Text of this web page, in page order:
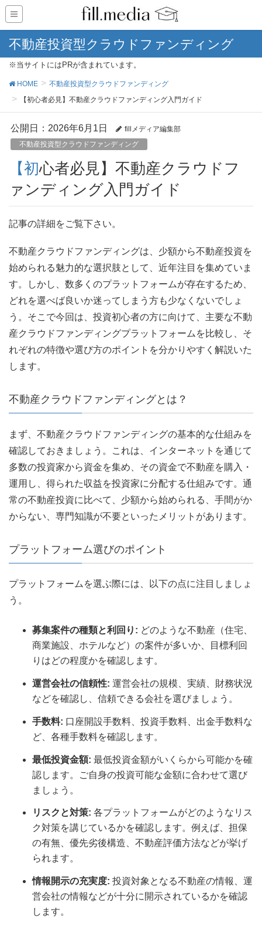
不動産投資型クラウドファンディング
※当サイトにはPRが含まれています。
HOME
不動産投資型クラウドファンディング
【初心者必見】不動産クラウドファンディング入門ガイド
公開日： 2026年6月1日
fillメディア編集部
不動産投資型クラウドファンディング
【初心者必見】不動産クラウドフ
ァンディング入門ガイド
記事の詳細をご覧下さい。
不動産クラウドファンディングは、少額から不動産投資を
始められる魅力的な選択肢として、近年注目を集めていま
す。しかし、数多くのプラットフォームが存在するため、
どれを選べば良いか迷ってしまう方も少なくないでしょ
う。そこで今回は、投資初心者の方に向けて、主要な不動
産クラウドファンディングプラットフォームを比較し、そ
れぞれの特徴や選び方のポイントを分かりやすく解説いた
します。
不動産クラウドファンディングとは？
まず、不動産クラウドファンディングの基本的な仕組みを
確認しておきましょう。これは、インターネットを通じて
多数の投資家から資金を集め、その資金で不動産を購入・
運用し、得られた収益を投資家に分配する仕組みです。通
常の不動産投資に比べて、少額から始められる、手間がか
からない、専門知識が不要といったメリットがあります。
プラットフォーム選びのポイント
プラットフォームを選ぶ際には、以下の点に注目しましょ
う。
募集案件の種類と利回り: どのような不動産（住宅、
商業施設、ホテルなど）の案件が多いか、目標利回
りはどの程度かを確認します。
運営会社の信頼性: 運営会社の規模、実績、財務状況
などを確認し、信頼できる会社を選びましょう。
手数料: 口座開設手数料、投資手数料、出金手数料な
ど、各種手数料を確認します。
最低投資金額: 最低投資金額がいくらから可能かを確
認します。ご自身の投資可能な金額に合わせて選び
ましょう。
リスクと対策: 各プラットフォームがどのようなリス
ク対策を講じているかを確認します。例えば、担保
の有無、優先劣後構造、不動産評価方法などが挙げ
られます。
情報開示の充実度: 投資対象となる不動産の情報、運
営会社の情報などが十分に開示されているかを確認
します。